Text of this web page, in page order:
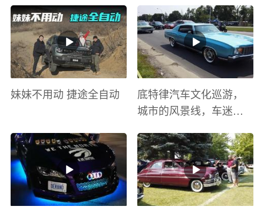
妹妹不用动 捷途全自动
底特律汽车文化巡游，
城市的风景线，车迷的